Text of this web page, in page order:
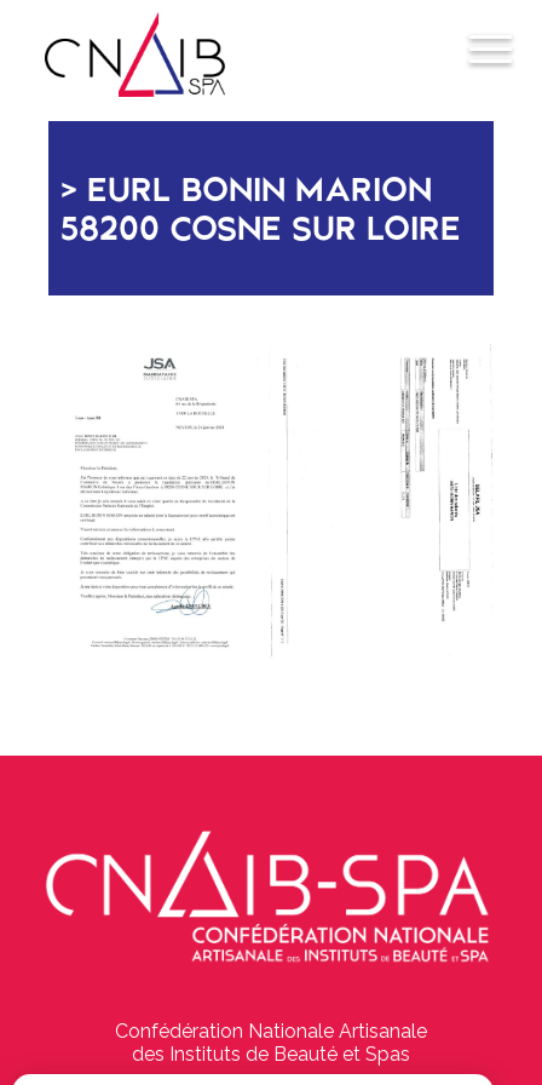
EURL BONIN MARION
58200 COSNE SUR LOIRE
Confédération Nationale Artisanale
des Instituts de Beauté et Spas